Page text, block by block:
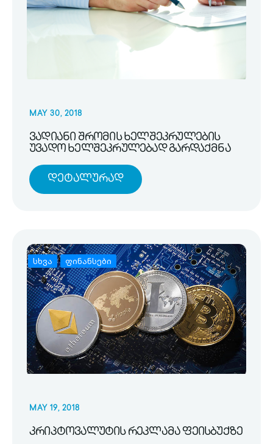
MAY 30, 2018
ვადიანი შრომის ხელშეკრულების
უვადო ხელშეკრულებად გარდაქმნა
Დეტალურად
სხვა ფინანსები
MAY 19, 2018
კრიპტოვალუტის რეკლამა ფეისბუქზე